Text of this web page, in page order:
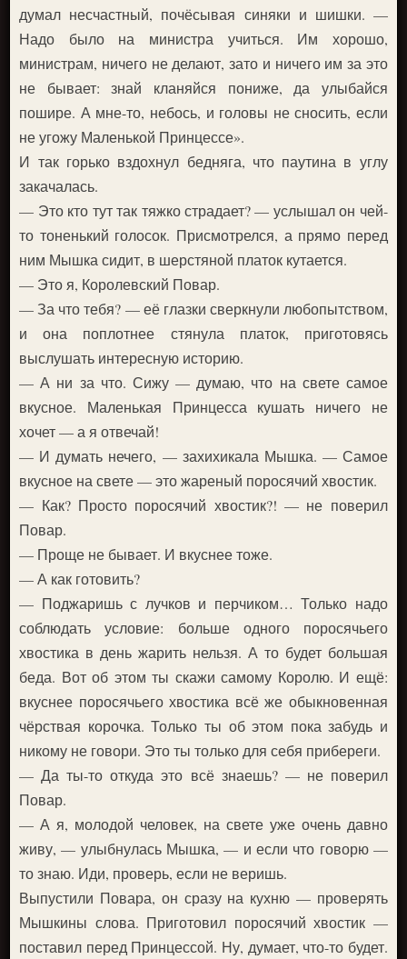
думал несчастный, почёсывая синяки и шишки. —
Надо было на министра учиться. Им хорошо,
министрам, ничего не делают, зато и ничего им за это
не бывает: знай кланяйся пониже, да улыбайся
пошире. А мне-то, небось, и головы не сносить, если
не угожу Маленькой Принцессе».
И так горько вздохнул бедняга, что паутина в углу
закачалась.
— Это кто тут так тяжко страдает? — услышал он чей-
то тоненький голосок. Присмотрелся, а прямо перед
ним Мышка сидит, в шерстяной платок кутается.
— Это я, Королевский Повар.
— За что тебя? — её глазки сверкнули любопытством,
и она поплотнее стянула платок, приготовясь
выслушать интересную историю.
— А ни за что. Сижу — думаю, что на свете самое
вкусное. Маленькая Принцесса кушать ничего не
хочет — а я отвечай!
— И думать нечего, — захихикала Мышка. — Самое
вкусное на свете — это жареный поросячий хвостик.
— Как? Просто поросячий хвостик?! — не поверил
Повар.
— Проще не бывает. И вкуснее тоже.
— А как готовить?
— Поджаришь с лучков и перчиком… Только надо
соблюдать условие: больше одного поросячьего
хвостика в день жарить нельзя. А то будет большая
беда. Вот об этом ты скажи самому Королю. И ещё:
вкуснее поросячьего хвостика всё же обыкновенная
чёрствая корочка. Только ты об этом пока забудь и
никому не говори. Это ты только для себя прибереги.
— Да ты-то откуда это всё знаешь? — не поверил
Повар.
— А я, молодой человек, на свете уже очень давно
живу, — улыбнулась Мышка, — и если что говорю —
то знаю. Иди, проверь, если не веришь.
Выпустили Повара, он сразу на кухню — проверять
Мышкины слова. Приготовил поросячий хвостик —
поставил перед Принцессой. Ну, думает, что-то будет.